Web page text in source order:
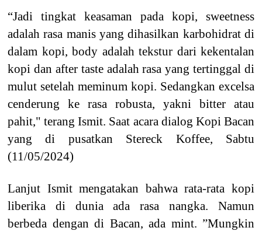
“Jadi tingkat keasaman pada kopi, sweetness
adalah rasa manis yang dihasilkan karbohidrat di
dalam kopi, body adalah tekstur dari kekentalan
kopi dan after taste adalah rasa yang tertinggal di
mulut setelah meminum kopi. Sedangkan excelsa
cenderung ke rasa robusta, yakni bitter atau
pahit," terang Ismit. Saat acara dialog Kopi Bacan
yang di pusatkan Stereck Koffee, Sabtu
(11/05/2024)
Lanjut Ismit mengatakan bahwa rata-rata kopi
liberika di dunia ada rasa nangka. Namun
berbeda dengan di Bacan, ada mint. ”Mungkin